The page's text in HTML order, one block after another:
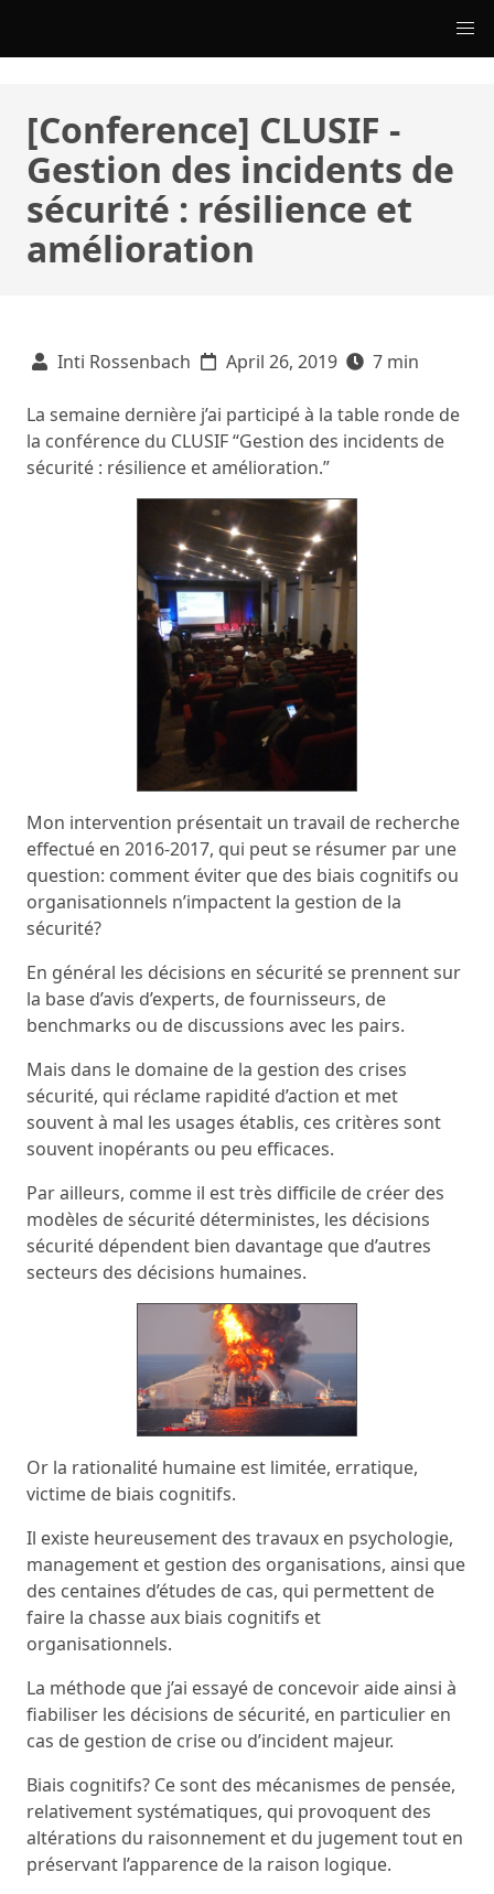
[Conference] CLUSIF -
Gestion des incidents de
sécurité : résilience et
amélioration
Inti Rossenbach April 26, 2019 7 min
La semaine dernière j’ai participé à la table ronde de
la conférence du CLUSIF “Gestion des incidents de
sécurité : résilience et amélioration.”
Mon intervention présentait un travail de recherche
effectué en 2016-2017, qui peut se résumer par une
question: comment éviter que des biais cognitifs ou
organisationnels n’impactent la gestion de la
sécurité?
En général les décisions en sécurité se prennent sur
la base d’avis d’experts, de fournisseurs, de
benchmarks ou de discussions avec les pairs.
Mais dans le domaine de la gestion des crises
sécurité, qui réclame rapidité d’action et met
souvent à mal les usages établis, ces critères sont
souvent inopérants ou peu efficaces.
Par ailleurs, comme il est très difficile de créer des
modèles de sécurité déterministes, les décisions
sécurité dépendent bien davantage que d’autres
secteurs des décisions humaines.
Or la rationalité humaine est limitée, erratique,
victime de biais cognitifs.
Il existe heureusement des travaux en psychologie,
management et gestion des organisations, ainsi que
des centaines d’études de cas, qui permettent de
faire la chasse aux biais cognitifs et
organisationnels.
La méthode que j’ai essayé de concevoir aide ainsi à
fiabiliser les décisions de sécurité, en particulier en
cas de gestion de crise ou d’incident majeur.
Biais cognitifs? Ce sont des mécanismes de pensée,
relativement systématiques, qui provoquent des
altérations du raisonnement et du jugement tout en
préservant l’apparence de la raison logique.